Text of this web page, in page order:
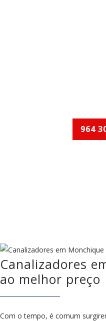
964
Canalizadores
ao melhor preço
Com o tempo, é comum